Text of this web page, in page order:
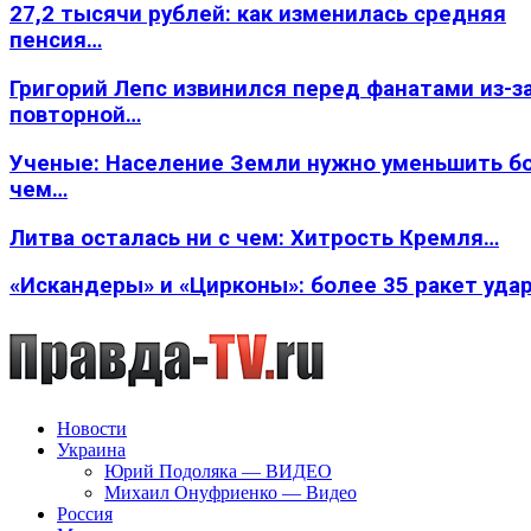
27,2 тысячи рублей: как изменилась средняя
пенсия…
Григорий Лепс извинился перед фанатами из-
повторной…
Ученые: Население Земли нужно уменьшить
чем…
Литва осталась ни с чем: Хитрость Кремля…
«Искандеры» и «Цирконы»: более 35 ракет
Новости
Украина
Юрий Подоляка — ВИДЕО
Михаил Онуфриенко — Видео
Россия